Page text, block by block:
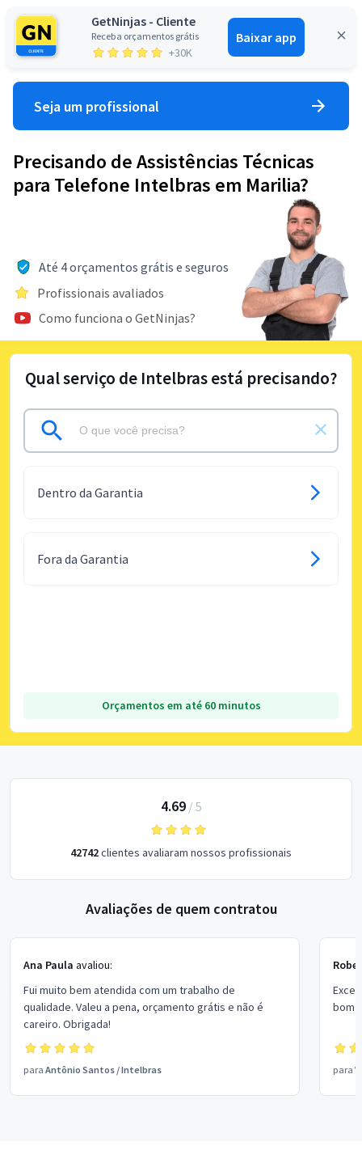
GetNinjas - Cliente
Receba orçamentos grátis
+30K
Baixar app
Entrar
Seja um profissional
Precisando de Assistências Técnicas
para Telefone Intelbras em Marilia?
Até 4 orçamentos grátis e seguros
Profissionais avaliados
Como funciona o GetNinjas?
Qual serviço de Intelbras está precisando?
Dentro da Garantia
Fora da Garantia
Orçamentos em até 60 minutos
4.69/ 5
42742clientes avaliaram nossos profissionais
Avaliações de quem contratou
Ana Paula avaliou:
Fui muito bem atendida com um trabalho de
qualidade. Valeu a pena, orçamento grátis e não é
careiro. Obrigada!
para Antônio Santos /Intelbras
bom
para